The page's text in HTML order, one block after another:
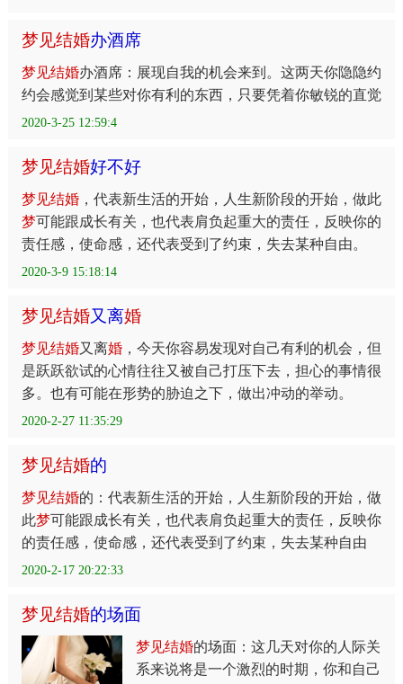
梦 见结婚办酒席
梦见结婚办酒席：展现自我的机会来到。这两天你隐隐约
约会感觉到某些对你有利的东西，只要凭着你敏锐的直觉
2020-3-25 12:59:4
梦 见结婚好不好
梦见结婚，代表新生活的开始，人生新阶段的开始，做此
梦可能跟成长有关，也代表肩负起重大的责任，反映你的
责任感，使命感，还代表受到了约束，失去某种自由。
2020-3-9 15:18:14
梦 见结婚又离婚
梦见结婚又离婚，今天你容易发现对自己有利的机会，但
是跃跃欲试的心情往往又被自己打压下去，担心的事情很
多。也有可能在形势的胁迫之下，做出冲动的举动。
2020-2-27 11:35:29
梦 见结婚的
梦见结婚的：代表新生活的开始，人生新阶段的开始，做
此梦可能跟成长有关，也代表肩负起重大的责任，反映你
的责任感，使命感，还代表受到了约束，失去某种自由
2020-2-17 20:22:33
梦 见结婚的场面
梦见结婚的场面：这几天对你的人际关
系来说将是一个激烈的时期，你和自己